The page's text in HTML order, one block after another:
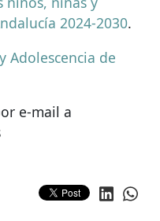
2024-2030.
Adolescencia de
e-mail a